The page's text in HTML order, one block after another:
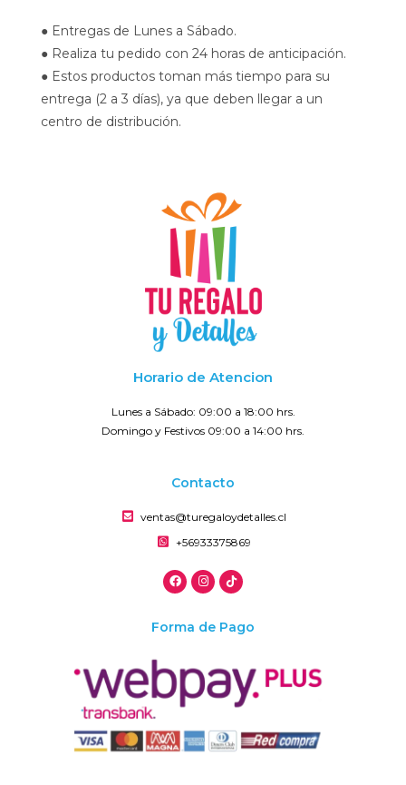
● Entregas de Lunes a Sábado.
● Realiza tu pedido con 24 horas de anticipación.
● Estos productos toman más tiempo para su
entrega (2 a 3 días), ya que deben llegar a un
centro de distribución.
Horario de Atencion
Lunes a Sábado: 09:00 a 18:00 hrs.
Domingo y Festivos 09:00 a 14:00 hrs.
Contacto
ventas@turegaloydetalles.cl
+56933375869
Forma de Pago